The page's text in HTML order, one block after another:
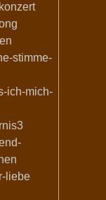
stimme-
ich-mich-
liebe